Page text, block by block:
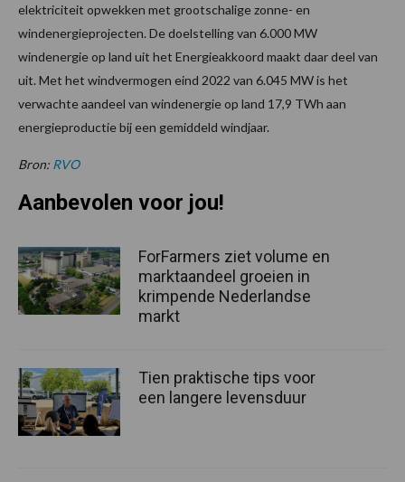
elektriciteit opwekken met grootschalige zonne- en
windenergieprojecten. De doelstelling van 6.000 MW
windenergie op land uit het Energieakkoord maakt daar deel van
uit. Met het windvermogen eind 2022 van 6.045 MW is het
verwachte aandeel van windenergie op land 17,9 TWh aan
energieproductie bij een gemiddeld windjaar.
Bron: RVO
Aanbevolen voor jou!
ForFarmers ziet volume en
marktaandeel groeien in
krimpende Nederlandse
markt
Tien praktische tips voor
een langere levensduur